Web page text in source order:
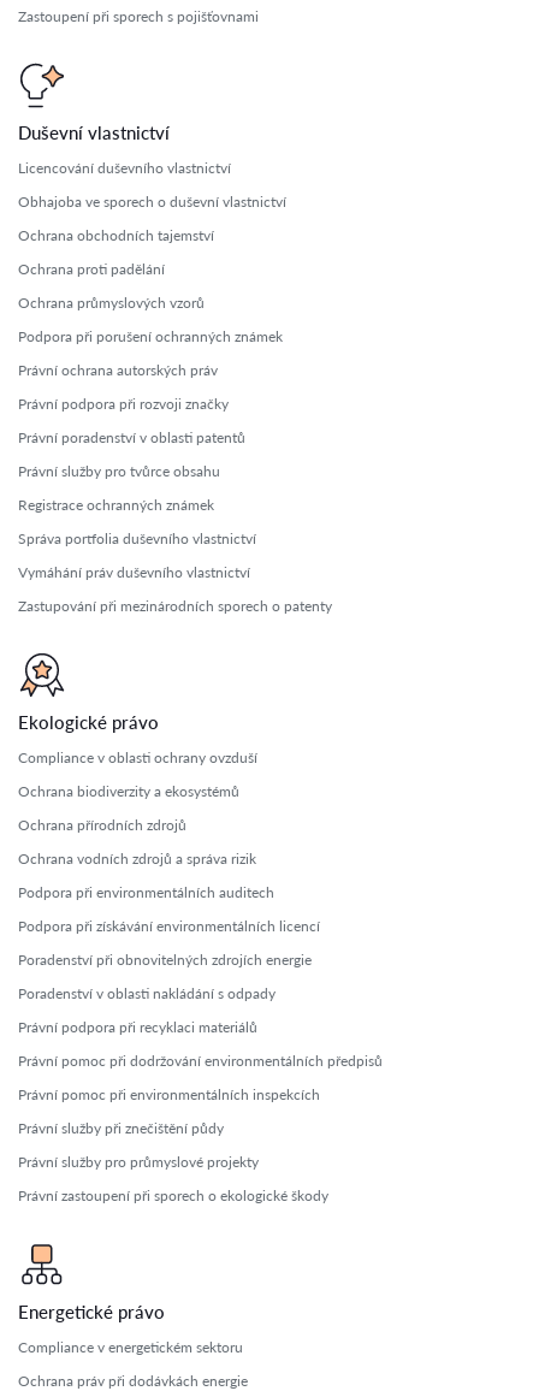
Zastoupení při sporech s pojišťovnami
Duševní vlastnictví
Licencování duševního vlastnictví
Obhajoba ve sporech o duševní vlastnictví
Ochrana obchodních tajemství
Ochrana proti padělání
Ochrana průmyslových vzorů
Podpora při porušení ochranných známek
Právní ochrana autorských práv
Právní podpora při rozvoji značky
Právní poradenství v oblasti patentů
Právní služby pro tvůrce obsahu
Registrace ochranných známek
Správa portfolia duševního vlastnictví
Vymáhání práv duševního vlastnictví
Zastupování při mezinárodních sporech o patenty
Ekologické právo
Compliance v oblasti ochrany ovzduší
Ochrana biodiverzity a ekosystémů
Ochrana přírodních zdrojů
Ochrana vodních zdrojů a správa rizik
Podpora při environmentálních auditech
Podpora při získávání environmentálních licencí
Poradenství při obnovitelných zdrojích energie
Poradenství v oblasti nakládání s odpady
Právní podpora při recyklaci materiálů
Právní pomoc při dodržování environmentálních předpisů
Právní pomoc při environmentálních inspekcích
Právní služby při znečištění půdy
Právní služby pro průmyslové projekty
Právní zastoupení při sporech o ekologické škody
Energetické právo
Compliance v energetickém sektoru
Ochrana práv při dodávkách energie